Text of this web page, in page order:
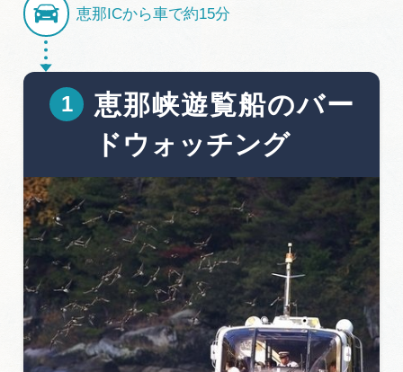
恵那ICから車で約15分
恵那峡遊覧船のバー
ドウォッチング